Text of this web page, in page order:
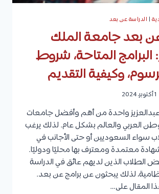
| الدراسة عن بعد
بعد جامعة الملك
البرامج المتاحة، شروط
وكيفية التقديم
1 أكتوبر، 2024
واحدة من أهم وأفضل جامعات
العربي والعالم بشكل عام. لذلك يرغب
سواء السعوديين أو حتى الأجانب في
معتمدة ومعترف بها محليًا ودوليًا.
الطلاب الذين لديهم عائق في الدراسة
لذلك يبحثون عن برامج عن بعد.
المقال على…